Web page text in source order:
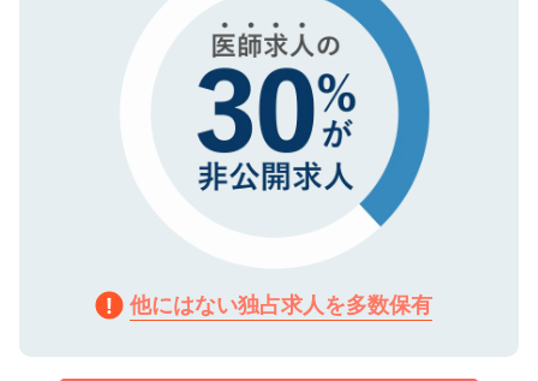
他にはない独占求人を多数保有